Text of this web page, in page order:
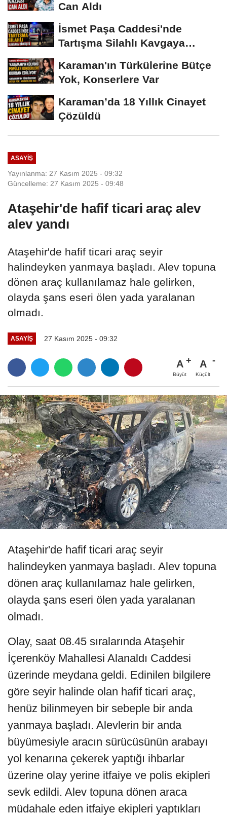
Can Aldı
İsmet Paşa Caddesi'nde
Tartışma Silahlı Kavgaya
Karaman'ın Türkülerine Bütçe
Yok, Konserlere Var
Karaman’da 18 Yıllık Cinayet
Çözüldü
ASAYIŞ
Yayınlanma: 27 Kasım 2025 - 09:32
Güncelleme: 27 Kasım 2025 - 09:48
Ataşehir'de hafif ticari araç alev
alev yandı
Ataşehir'de hafif ticari araç seyir
halindeyken yanmaya başladı. Alev topuna
dönen araç kullanılamaz hale gelirken,
olayda şans eseri ölen yada yaralanan
olmadı.
ASAYIŞ 27 Kasım 2025 - 09:32
A
Büyüt
A
Küçült
Ataşehir'de hafif ticari araç seyir
halindeyken yanmaya başladı. Alev topuna
dönen araç kullanılamaz hale gelirken,
olayda şans eseri ölen yada yaralanan
olmadı.
Olay, saat 08.45 sıralarında Ataşehir
İçerenköy Mahallesi Alanaldı Caddesi
üzerinde meydana geldi. Edinilen bilgilere
göre seyir halinde olan hafif ticari araç,
henüz bilinmeyen bir sebeple bir anda
yanmaya başladı. Alevlerin bir anda
büyümesiyle aracın sürücüsünün arabayı
yol kenarına çekerek yaptığı ihbarlar
üzerine olay yerine itfaiye ve polis ekipleri
sevk edildi. Alev topuna dönen araca
müdahale eden itfaiye ekipleri yaptıkları